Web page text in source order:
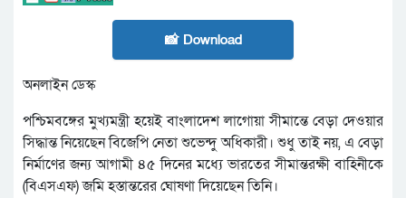
📸 Download
অনলাইন ডেস্ক
পশ্চিমবঙ্গের মুখ্যমন্ত্রী হয়েই বাংলাদেশ লাগোয়া সীমান্তে বেড়া দেওয়ার
সিদ্ধান্ত নিয়েছেন বিজেপি নেতা শুভেন্দু অধিকারী। শুধু তাই নয়, এ বেড়া
নির্মাণের জন্য আগামী ৪৫ দিনের মধ্যে ভারতের সীমান্তরক্ষী বাহিনীকে
(বিএসএফ) জমি হস্তান্তরের ঘোষণা দিয়েছেন তিনি।